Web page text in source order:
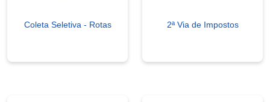
Coleta Seletiva - Rotas 2ª Via de Impostos